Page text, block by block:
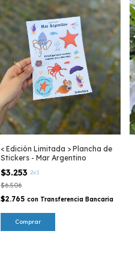
< Edición Limitada > Plancha de
Stickers - Mar Argentino
$3.253 2x1
$6.506
$2.765 con Transferencia Bancaria